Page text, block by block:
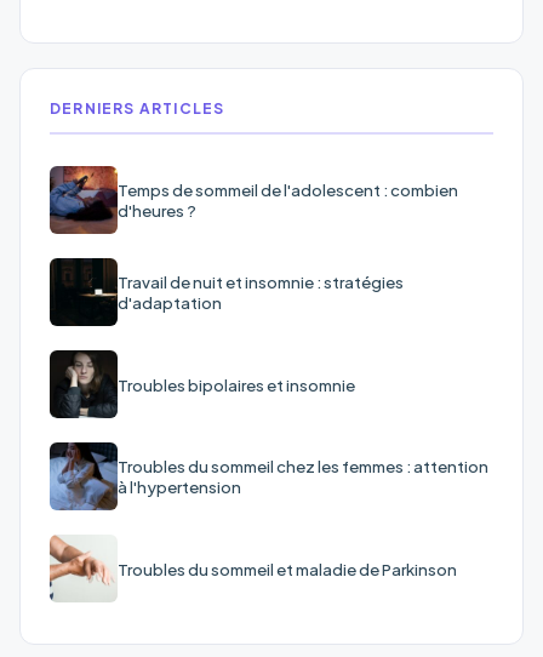
DERNIERS ARTICLES
Temps de sommeil de l'adolescent : combien
d'heures ?
Travail de nuit et insomnie : stratégies
d'adaptation
Troubles bipolaires et insomnie
Troubles du sommeil chez les femmes : attention
à l'hypertension
Troubles du sommeil et maladie de Parkinson